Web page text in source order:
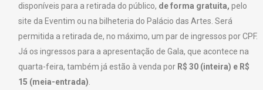
disponíveis para a retirada do público, de forma gratuita, pelo
site da Eventim ou na bilheteria do Palácio das Artes. Será
permitida a retirada de, no máximo, um par de ingressos por CPF.
Já os ingressos para a apresentação de Gala, que acontece na
quarta-feira, também já estão à venda por R$ 30 (inteira) e R$
15 (meia-entrada)